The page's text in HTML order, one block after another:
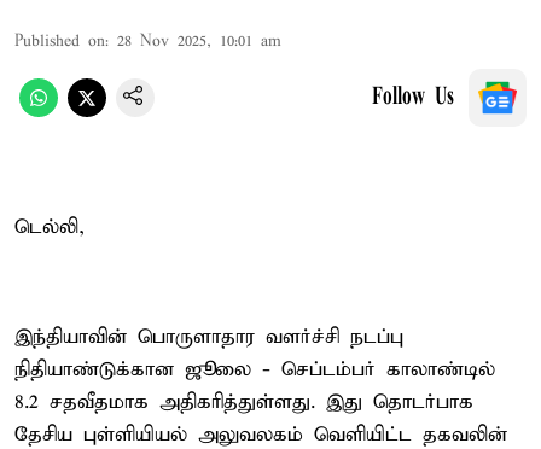
Published on: 28 Nov 2025, 10:01 am
Follow Us
டெல்லி,
இந்தியாவின் பொருளாதார வளர்ச்சி நடப்பு
நிதியாண்டுக்கான ஜூலை - செப்டம்பர் காலாண்டில்
8.2 சதவீதமாக அதிகரித்துள்ளது. இது தொடர்பாக
தேசிய புள்ளியியல் அலுவலகம் வெளியிட்ட தகவலின்